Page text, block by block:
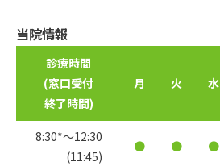
当院情報
診療時間
(窓口受付
終了時間)
月 火 水
8:30*〜12:30
(11:45)
● ● ●